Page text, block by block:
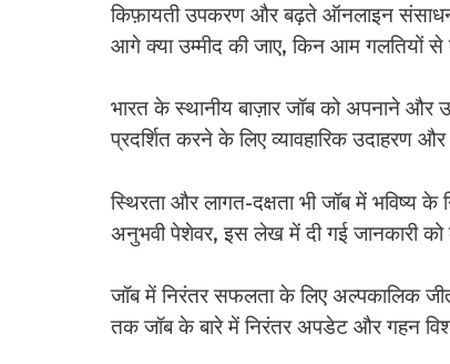
किफ़ायती उपकरण और बढ़ते ऑनलाइन
आगे क्या उम्मीद की जाए, किन आम गलतियों
भारत के स्थानीय बाज़ार जॉब को अपनाने और
प्रदर्शित करने के लिए व्यावहारिक उदाहरण
स्थिरता और लागत-दक्षता भी जॉब में भविष्य
अनुभवी पेशेवर, इस लेख में दी गई जानकारी को
जॉब में निरंतर सफलता के लिए अल्पकालिक
तक जॉब के बारे में निरंतर अपडेट और गहन